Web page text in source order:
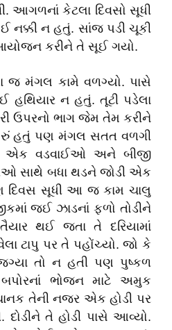
આગળનાં કેટલા દિવસો સૂધી
નક્કી ન હતું. સાંજ પડી ચૂકી
કરીને તે સૂઈ ગયો.
જ મંગલ કામે વળગ્યો. પાસે
હથિયાર ન હતું. તૂટી પડેલા
ઉપરનો ભાગ જેમ તેમ કરીને
હતું પણ મંગલ સતત વળગી
એક વડવાઈઓ અને બીજી
સાથે બધા થડને જોડી એક
દિવસ સૂધી આ જ કામ ચાલુ
જઈ ઝાડનાં ફળો તોડીને
થઈ જતા તે દરિયામાં
ટાપુ પર તે પહોંચ્યો. જો કે
તો ન હતી પણ પુષ્કળ
ભોજન માટે અમુક
તેની નજર એક હોડી પર
તે હોડી પાસે આવ્યો.